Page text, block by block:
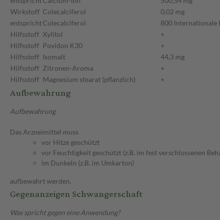
Wirkstoff Colecalciferol
0,02 mg
entsprichtColecalciferol
800 Internationale
Hilfsstoff Xylitol
+
Hilfsstoff Povidon K30
+
Hilfsstoff Isomalt
44,3 mg
Hilfsstoff Zitronen-Aroma
+
Hilfsstoff Magnesium stearat (pflanzlich) +
Aufbewahrung
Aufbewahrung
Das Arzneimittel muss
vor Hitze geschützt
vor Feuchtigkeit geschützt (z.B. im fest verschlossenen
im Dunkeln (z.B. im Umkarton)
aufbewahrt werden.
Gegenanzeigen Schwangerschaft
Was spricht gegen eine Anwendung?